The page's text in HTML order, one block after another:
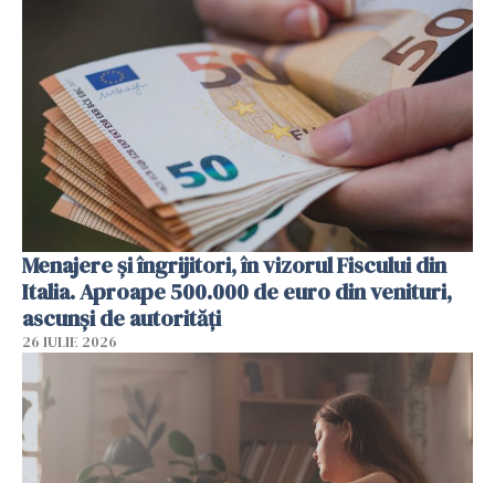
Menajere și îngrijitori, în vizorul Fiscului din
Italia. Aproape 500.000 de euro din venituri,
ascunși de autorități
26 IULIE 2026